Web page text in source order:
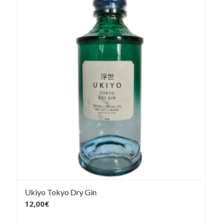
Ukiyo Tokyo Dry Gin
12,00€